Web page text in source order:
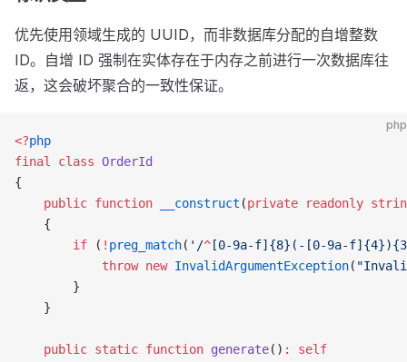
优先使用领域生成的 UUID，而非数据库分配的自增整数
ID。自增 ID 强制在实体存在于内存之前进行一次数据库往
返，这会破坏聚合的一致性保证。
php
<?php
final
class OrderId
{
    public
function __construct (private readonly
    {
        if
( ! preg_match( '/^ [0-9a-f]{8}(-[0-9a-
            throw
new InvalidArgumentException(
        }
    }
    public
static function generate() :
self